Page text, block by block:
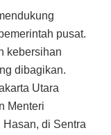
pusat.
kebersihan
dibagikan.
Utara
Menteri
di Sentra